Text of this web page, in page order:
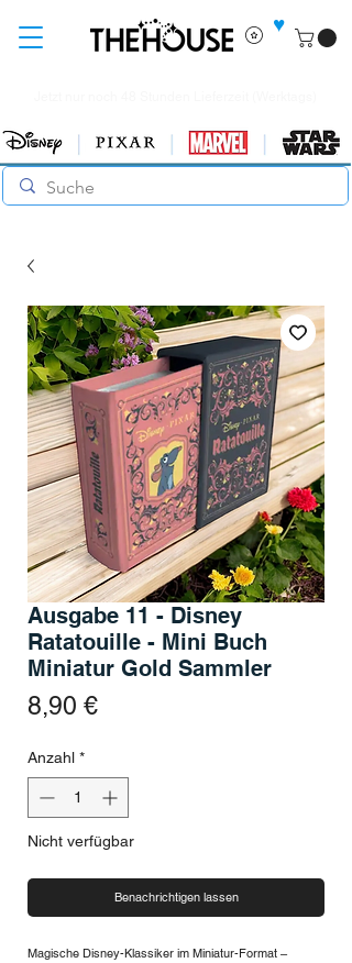
♥
Ausgabe 11 - Disney
Ratatouille - Mini Buch
Miniatur Gold Sammler
8,90 €Preis
Anzahl *
Nicht verfügbar
Benachrichtigen lassen
Magische Disney-Klassiker im Miniatur-Format –